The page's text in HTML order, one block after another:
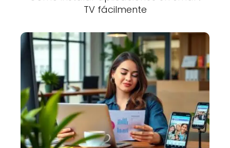
TV fácilmente